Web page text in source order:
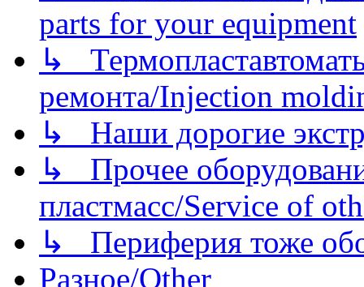
parts for your equipment
↳
ремонта/Injection
↳ Наши дорогие
↳ Прочее
пластмасс/Service of
↳ Периферия тоже
Разное/Other